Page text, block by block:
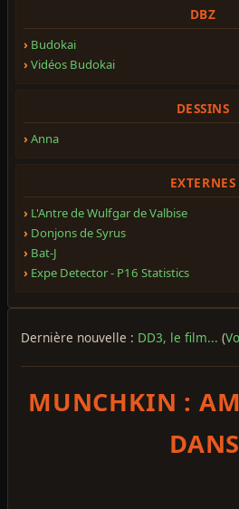
DBZ
Budokai
Vidéos Budokai
DESSINS
Anna
EXTERNES
L'Antre de Wulfgar de Valbise
Donjons de Syrus
Bat-J
Expe Detector - P16 Statistics
Dernière nouvelle : DD3, le film... (
MUNCHKIN :